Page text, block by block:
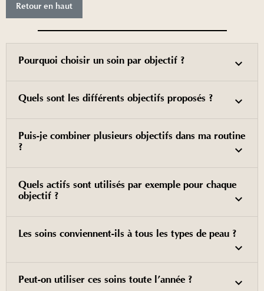
Retour en haut
Pourquoi choisir un soin par objectif ?
Quels sont les différents objectifs proposés ?
Puis-je combiner plusieurs objectifs dans ma routine
?
Quels actifs sont utilisés par exemple pour chaque
objectif ?
Les soins conviennent-ils à tous les types de peau ?
Peut-on utiliser ces soins toute l’année ?